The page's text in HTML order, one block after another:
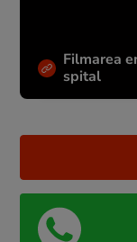
Filmarea
spital